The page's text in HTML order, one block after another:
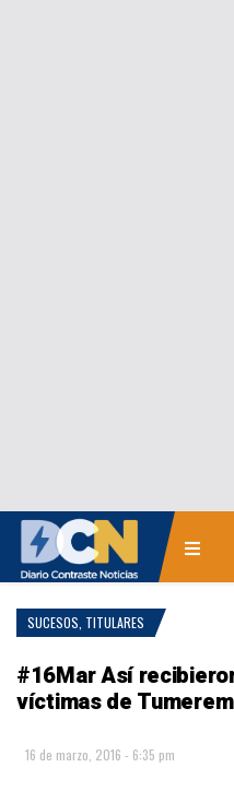
SUCESOS TITULARES
#16Mar Así
víctimas de
16 de marzo, 2016 - 6:35 pm